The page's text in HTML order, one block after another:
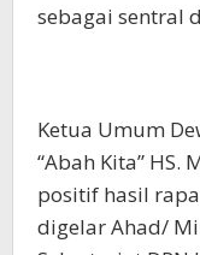
sebagai sentral
Ketua Umum
“Abah Kita” HS.
positif hasil
digelar Ahad/